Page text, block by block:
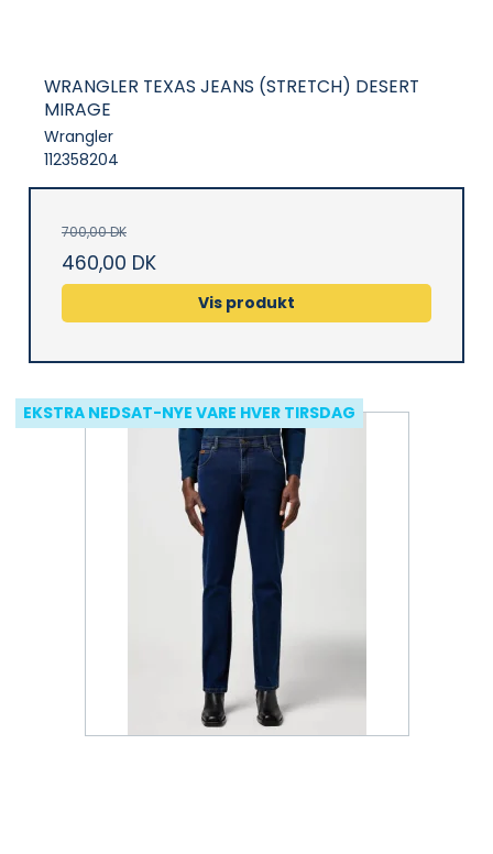
WRANGLER TEXAS JEANS (STRETCH) DESERT
MIRAGE
Wrangler
112358204
700,00 DK
460,00 DK
Vis produkt
EKSTRA NEDSAT-NYE VARE HVER TIRSDAG